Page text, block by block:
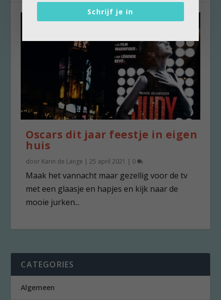
Oscars dit jaar feestje in eigen
huis
door Karin de Lange |25 april 2021 | 0
Maak het vannacht maar gezellig voor de tv
met een glaasje en hapjes en kijk naar de
mooie jurken...
CATEGORIES
Algemeen
Schrijf je in